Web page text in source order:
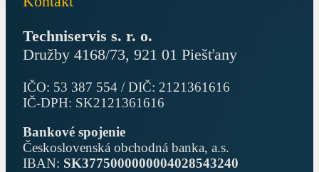
Techniservis s. r. o.
Družby 4168/73, 921 01 Piešťany
IČO: 53 387 554 / DIČ: 2121361616
IČ-DPH: SK2121361616
Bankové spojenie
Československá obchodná banka, a.s.
IBAN: SK3775000000004028543240